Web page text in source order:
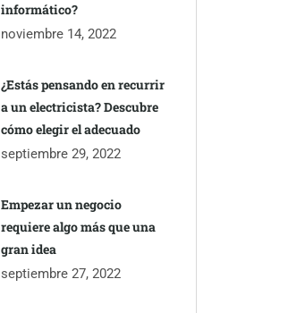
informático?
noviembre 14, 2022
¿Estás pensando en recurrir
a un electricista? Descubre
cómo elegir el adecuado
septiembre 29, 2022
Empezar un negocio
requiere algo más que una
gran idea
septiembre 27, 2022